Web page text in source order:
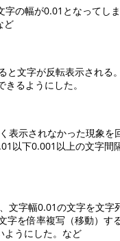
の幅が0.01となってし
ど
と文字が反転表示される
るようにした。
示されなかった現象を
以下0.001以上の文字間
文字幅0.01の文字を文字
を倍率複写（移動）する
ようにした。など